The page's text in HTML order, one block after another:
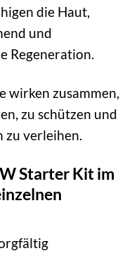
die Haut,
und
Regeneration.
wirken zusammen,
zu schützen und
zu verleihen.
Starter Kit im